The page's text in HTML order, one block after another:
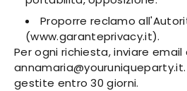
Proporre reclamo
(www.garanteprivacy.it).
Per ogni richiesta, inviare email
gestite entro 30 giorni.